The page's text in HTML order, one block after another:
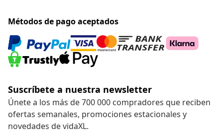
Métodos de pago aceptados
Suscríbete a nuestra newsletter
Únete a los más de 700 000 compradores que reciben
ofertas semanales, promociones estacionales y
novedades de vidaXL.